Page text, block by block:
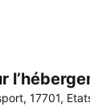
17701,